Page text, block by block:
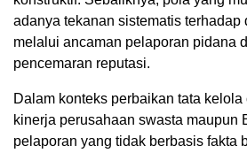
adanya tekanan sistematis terhadap
melalui ancaman pelaporan pidana
pencemaran reputasi.
Dalam konteks perbaikan tata kelola
kinerja perusahaan swasta maupun
pelaporan yang tidak berbasis fakta